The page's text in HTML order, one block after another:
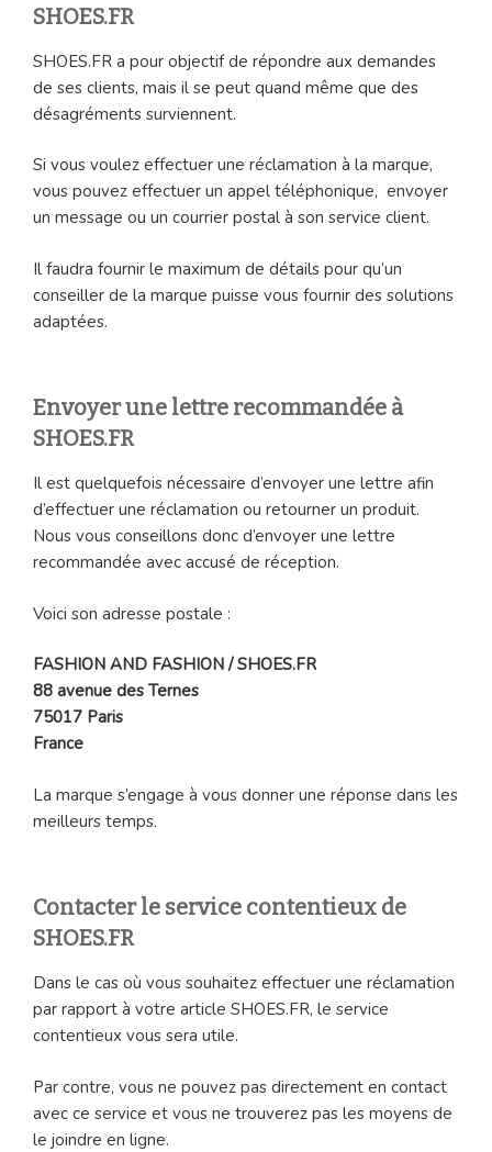
SHOES.FR
SHOES.FR a pour objectif de répondre aux demandes
de ses clients, mais il se peut quand même que des
désagréments surviennent.
Si vous voulez effectuer une réclamation à la marque,
vous pouvez effectuer un appel téléphonique, envoyer
un message ou un courrier postal à son service client.
Il faudra fournir le maximum de détails pour qu’un
conseiller de la marque puisse vous fournir des solutions
adaptées.
Envoyer une lettre recommandée à
SHOES.FR
Il est quelquefois nécessaire d’envoyer une lettre afin
d’effectuer une réclamation ou retourner un produit.
Nous vous conseillons donc d’envoyer une lettre
recommandée avec accusé de réception.
Voici son adresse postale :
FASHION AND FASHION / SHOES.FR
88 avenue des Ternes
75017 Paris
France
La marque s’engage à vous donner une réponse dans les
meilleurs temps.
Contacter le service contentieux de
SHOES.FR
Dans le cas où vous souhaitez effectuer une réclamation
par rapport à votre article SHOES.FR, le service
contentieux vous sera utile.
Par contre, vous ne pouvez pas directement en contact
avec ce service et vous ne trouverez pas les moyens de
le joindre en ligne.